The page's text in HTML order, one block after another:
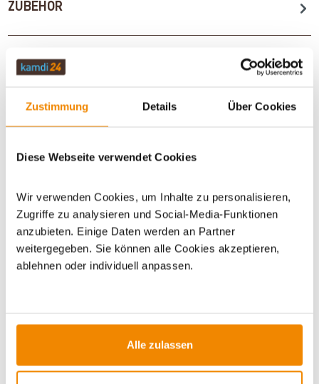
Zustimmung Details Über Cookies
Diese Webseite verwendet Cookies
Wir verwenden Cookies, um Inhalte zu personalisieren,
Zugriffe zu analysieren und Social-Media-Funktionen
anzubieten. Einige Daten werden an Partner
weitergegeben. Sie können alle Cookies akzeptieren,
ablehnen oder individuell anpassen.
Alle zulassen
ZUBEHÖR
WICHTIGE INFOS
Artikeldatenblatt drucken
Dieses Produkt finden Sie unter:Grillzubehör